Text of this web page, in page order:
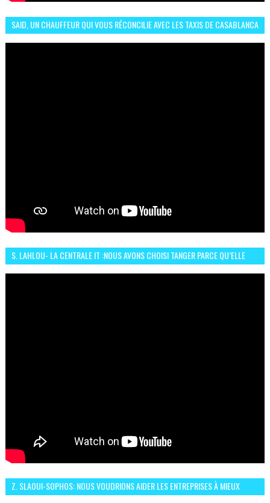
SAID, UN CHAUFFEUR QUI VOUS RÉCONCILIE AVEC LES TAXIS DE CASABLANCA
S. LAHLOU- LA CENTRALE IT :NOUS AVONS CHOISI TANGER PARCE QU’ELLE
Z. SLAOUI-SOPHOS: NOUS VOUDRIONS AIDER LES ENTREPRISES À MIEUX